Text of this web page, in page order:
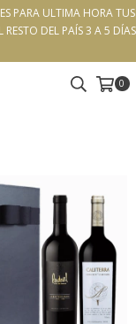
PARA ULTIMA HORA TUS
DEL PAÍS 3 A 5 DÍAS
0